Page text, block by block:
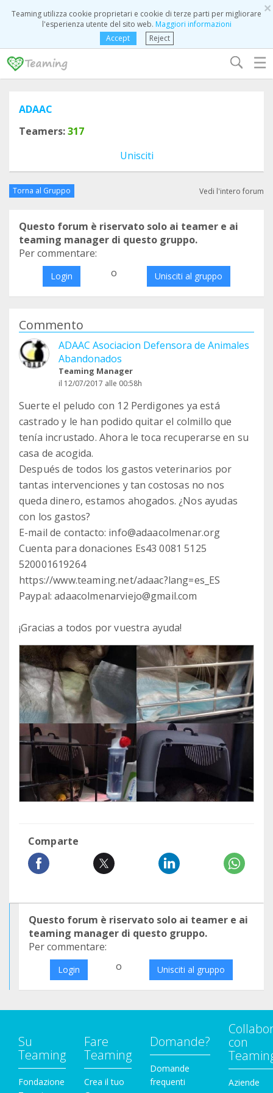
×
Teaming utilizza cookie proprietari e cookie di terze parti per migliorare
l'esperienza utente del sito web. Maggiori informazioni
Accept
Reject
☰
ADAAC
Teamers:317
Unisciti
Torna al Gruppo Vedi l'intero forum
Questo forum è riservato solo ai teamer e ai
teaming manager di questo gruppo.
Per commentare:
Login o Unisciti al gruppo
Commento
ADAAC Asociacion Defensora de Animales
Abandonados
Teaming Manager
il 12/07/2017 alle 00:58h
Suerte el peludo con 12 Perdigones ya está
castrado y le han podido quitar el colmillo que
tenía incrustado. Ahora le toca recuperarse en su
casa de acogida.
Después de todos los gastos veterinarios por
tantas intervenciones y tan costosas no nos
queda dinero, estamos ahogados. ¿Nos ayudas
con los gastos?
E-mail de contacto: info@adaacolmenar.org
Cuenta para donaciones Es43 0081 5125
520001619264
https://www.teaming.net/adaac?lang=es_ES
Paypal: adaacolmenarviejo@gmail.com
¡Gracias a todos por vuestra ayuda!
Comparte
Questo forum è riservato solo ai teamer e ai
teaming manager di questo gruppo.
Per commentare:
Login o Unisciti al gruppo
Su
Teaming
Fondazione
Fare
Teaming
Crea il tuo
Domande?
Domande
frequenti
con
Aziende